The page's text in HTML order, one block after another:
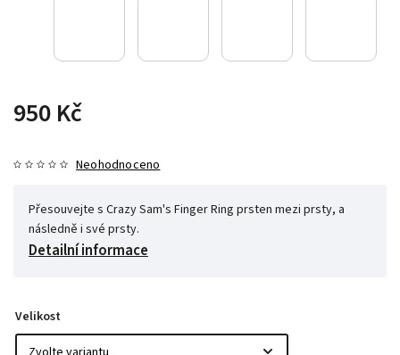
950 Kč
Neohodnoceno
Přesouvejte s Crazy Sam's Finger Ring prsten mezi prsty, a
následně i své prsty.
Detailní informace
Velikost